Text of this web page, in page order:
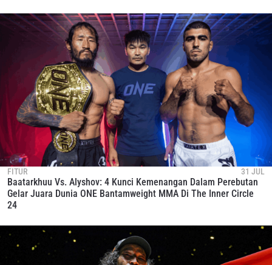
FITUR 31 JUL
Baatarkhuu Vs. Alyshov: 4 Kunci Kemenangan Dalam Perebutan
Gelar Juara Dunia ONE Bantamweight MMA Di The Inner Circle
24